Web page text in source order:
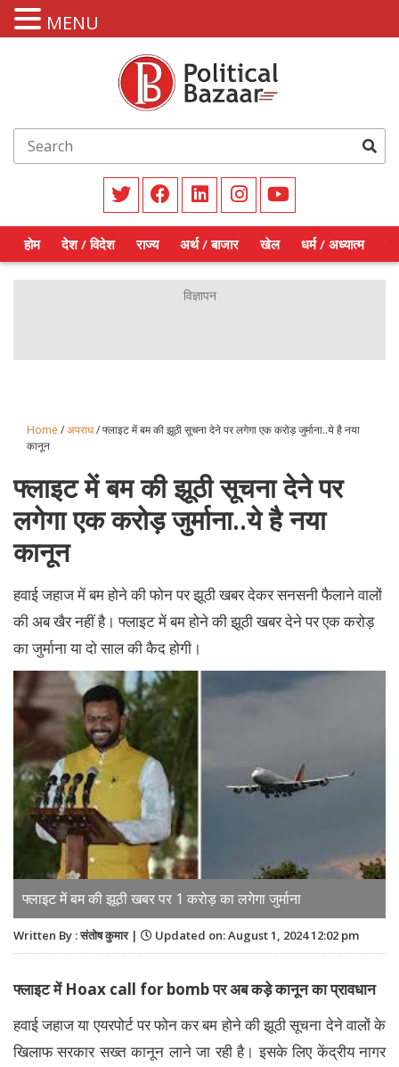
होम देश / विदेश राज्य अर्थ / बाजार खेल धर्म / अध्यात्म
Home /अपराध/ फ्लाइट में बम की झूठी सूचना देने पर लगेगा एक करोड़ जुर्माना..ये है नया
कानून
फ्लाइट में बम की झूठी सूचना देने पर
लगेगा एक करोड़ जुर्माना..ये है नया
कानून
हवाई जहाज में बम होने की फोन पर झूठी खबर देकर सनसनी फैलाने वालों
की अब खैर नहीं है। फ्लाइट में बम होने की झूठी खबर देने पर एक करोड़
का जुर्माना या दो साल की कैद होगी।
फ्लाइट में बम की झूठी खबर पर 1 करोड़ का लगेगा जुर्माना
Written By : संतोष कुमार | Updated on: August 1, 2024 12:02 pm
फ्लाइट में Hoax call for bomb पर अब कड़े कानून का प्रावधान
हवाई जहाज या एयरपोर्ट पर फोन कर बम होने की झूठी सूचना देने वालों के
खिलाफ सरकार सख्त कानून लाने जा रही है। इसके लिए केंद्रीय नागर
MENU